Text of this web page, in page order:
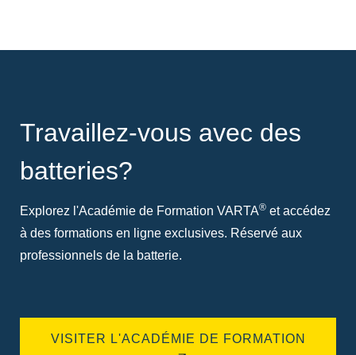
Travaillez-vous avec des
batteries?
Explorez l'Académie de Formation VARTA® et accédez
à des formations en ligne exclusives. Réservé aux
professionnels de la batterie.
VISITER L'ACADÉMIE DE FORMATION